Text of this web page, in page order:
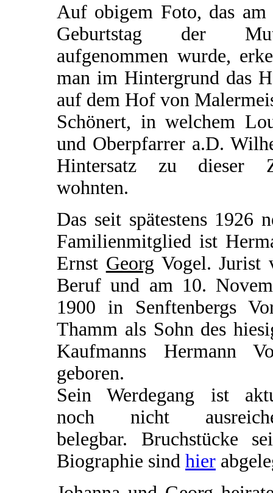
Auf obigem Foto, das am
Geburtstag der
aufgenommen wurde,
man im Hintergrund das
auf dem Hof von
Schönert, in welchem
und Oberpfarrer a.D.
Hintersatz zu dieser
wohnten.
Das seit spätestens 1926
Familienmitglied ist
Ernst Georg Vogel. Jurist
Beruf und am 10.
1900 in Senftenbergs
Thamm als Sohn des
Kaufmanns Hermann
geboren.
Sein Werdegang ist
noch nicht
belegbar. Bruchstücke
Biographie sind hier